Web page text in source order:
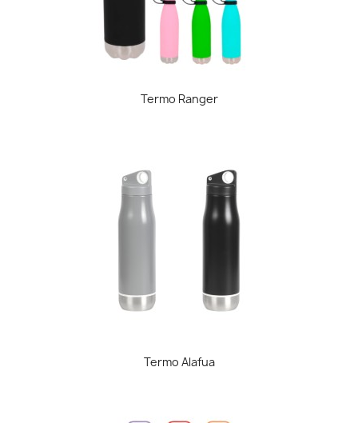
Termo Ranger
Termo Alafua